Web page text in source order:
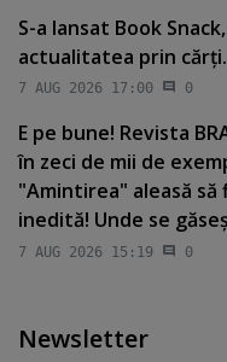
S-a lansat Book
actualitatea prin
7 AUG 2026 17:00 0
E pe bune! Revista
în zeci de mii de
"Amintirea" aleasă
inedită! Unde se
7 AUG 2026 15:19 0
Newsletter